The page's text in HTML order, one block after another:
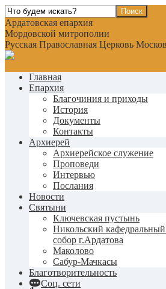
Ардатовская епархия
Мордовской митрополии
Русская Православная Церковь
Главная
Епархия
Благочиния и приходы
История
Документы
Контакты
Архиерей
Архиерейское служение
Проповеди
Интервью
Послания
Новости
Святыни
Ключевская пустынь
Никольский
собор г.Ардатова
Маколово
Сабур-Мачкасы
Благотворительность
Соц. сети